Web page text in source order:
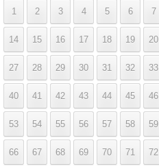
1 2 3 4 5 6 7
14 15 16 17 18 19 20
27 28 29 30 31 32 33
40 41 42 43 44 45 46
53 54 55 56 57 58 59
66 67 68 69 70 71 72